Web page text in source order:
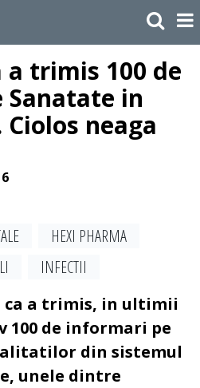
a trimis 100 de
in
neaga
HEXI PHARMA
INFECTII
ca a trimis, in ultimii
100 de informari pe
din sistemul
unele dintre